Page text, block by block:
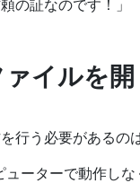
の証なのです！」
イルを
行う必要があるの
ーターで動作しな